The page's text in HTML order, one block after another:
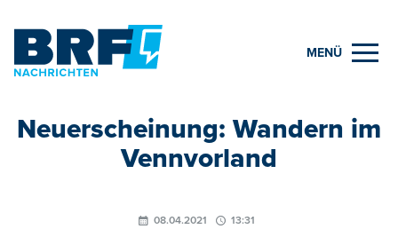
MENÜ
Neuerscheinung: Wandern im
Vennvorland
08.04.2021 13:31